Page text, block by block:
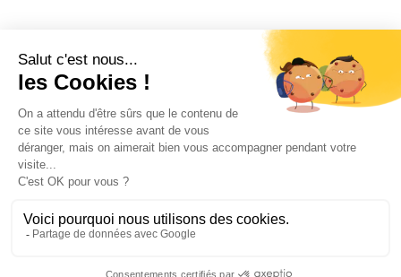
2,90 €
Livraison dès le 10/08/2026